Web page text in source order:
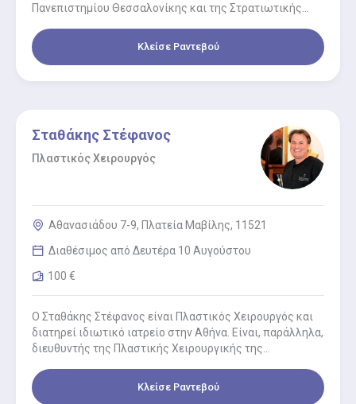
Πανεπιστημίου Θεσσαλονίκης και της Στρατιωτικής
ειδικότητα στην…
Κλείσε Ραντεβού
Σταθάκης Στέφανος
Πλαστικός Χειρουργός
Αθανασιάδου 7-9, Πλατεία Μαβίλης, 11521
Διαθέσιμος από Δευτέρα 10 Αυγούστου
100 €
Ο Σταθάκης Στέφανος είναι Πλαστικός Χειρουργός και
διατηρεί ιδιωτικό ιατρείο στην Αθήνα. Είναι, παράλληλα,
διευθυντής της Πλαστικής Χειρουργικής της
Κλείσε Ραντεβού